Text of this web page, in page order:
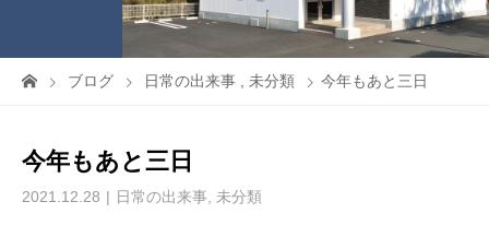
ブログ 日常の出来事 未分類 今年もあと三日
今年もあと三日
2021.12.28 日常の出来事 未分類